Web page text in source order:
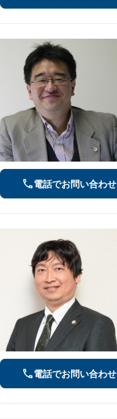
電話でお問い合わせ
電話でお問い合わせ